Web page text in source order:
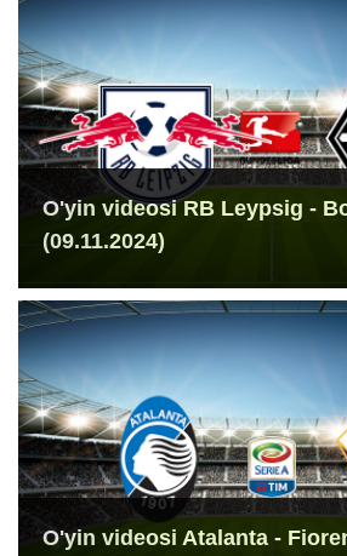
O'yin videosi RB Leypsig -
(09.11.2024)
O'yin videosi Atalanta -